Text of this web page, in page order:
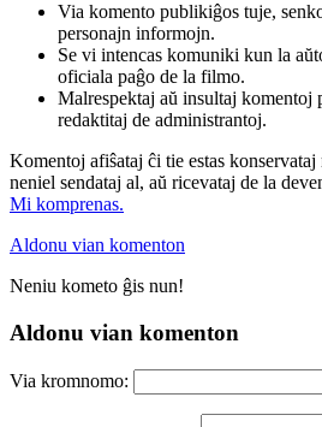
Via komento publikiĝos tuje,
personajn informojn.
Se vi intencas komuniki kun la
oficiala paĝo de la filmo.
Malrespektaj aŭ insultaj komentoj
redaktitaj de administrantoj.
Komentoj afiŝataj ĉi tie estas
neniel sendataj al, aŭ ricevataj de la
Mi komprenas.
Aldonu vian komenton
Neniu kometo ĝis nun!
Aldonu vian komenton
Via kromnomo: